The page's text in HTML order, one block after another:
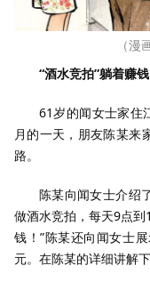
（漫
“酒水竞拍”躺着赚钱
61岁的闻女士家住
月的一天，朋友陈某来
路。
陈某向闻女士介绍
做酒水竞拍，每天9点
钱！”陈某还向闻女士
元。在陈某的详细讲解